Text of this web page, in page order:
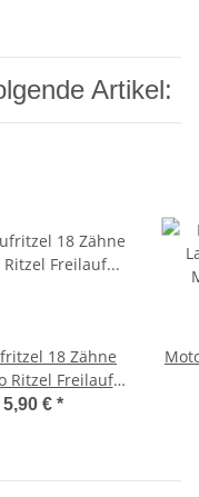
Artikel:
18 Zähne
Ritzel Freilauf
Ciao Boxer
5,90 € *